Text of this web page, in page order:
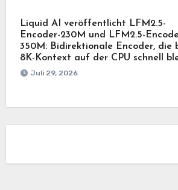
Liquid AI veröffentlicht LFM2.5-
Encoder-230M und LFM2.5-
350M: Bidirektionale Encoder, die
8K-Kontext auf der CPU schnell
Juli 29, 2026